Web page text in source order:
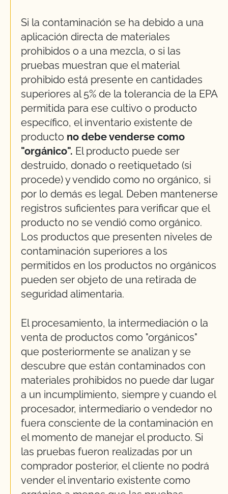
Si la contaminación se ha debido a una
aplicación directa de materiales
prohibidos o a una mezcla, o si las
pruebas muestran que el material
prohibido está presente en cantidades
superiores al 5% de la tolerancia de la EPA
permitida para ese cultivo o producto
específico, el inventario existente de
producto no debe venderse como
"orgánico". El producto puede ser
destruido, donado o reetiquetado (si
procede) y vendido como no orgánico, si
por lo demás es legal. Deben mantenerse
registros suficientes para verificar que el
producto no se vendió como orgánico.
Los productos que presenten niveles de
contaminación superiores a los
permitidos en los productos no orgánicos
pueden ser objeto de una retirada de
seguridad alimentaria.
El procesamiento, la intermediación o la
venta de productos como "orgánicos"
que posteriormente se analizan y se
descubre que están contaminados con
materiales prohibidos no puede dar lugar
a un incumplimiento, siempre y cuando el
procesador, intermediario o vendedor no
fuera consciente de la contaminación en
el momento de manejar el producto. Si
las pruebas fueron realizadas por un
comprador posterior, el cliente no podrá
vender el inventario existente como